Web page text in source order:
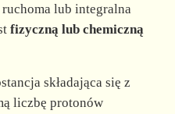
ruchoma lub integralna
fizyczną lub chemiczną
składająca się z
liczbę protonów